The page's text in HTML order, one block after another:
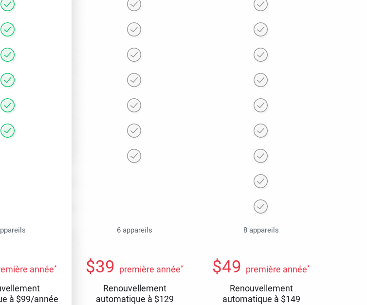
6 appareils 8 appareils
année*
à $99/année
$39 première année*
Renouvellement
automatique à $129
$49 première année*
Renouvellement
automatique à $149